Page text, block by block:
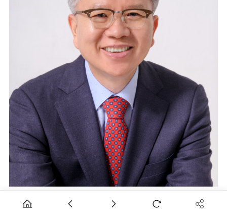
보건의약계 급격한 패러다임 변화 속에서도 현장의 생생한 목